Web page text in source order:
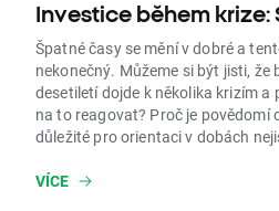
Investice během krize:
Špatné časy se mění v dobré a
nekonečný. Můžeme si být jisti, že
desetiletí dojde k několika krizím a
na to reagovat? Proč je povědomí
důležité pro orientaci v dobách
VÍCE